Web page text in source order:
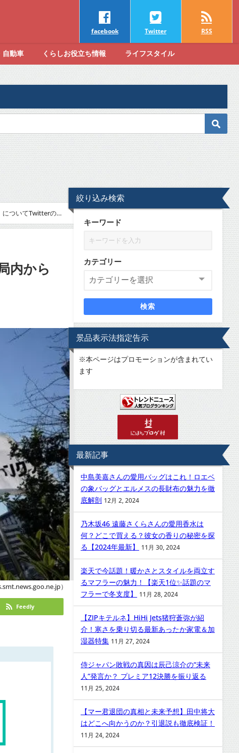
facebook Twitter RSS
自動車 くらしお役立ち情報 ライフスタイル
ついてTwitterの反
内から
）
Feedly
絞り込み検索
キーワード
カテゴリー
検索
景品表示法指定告示
※本ページはプロモーションが含まれてい
ます
最新記事
中島美嘉さんの愛用バッグはこれ！ロエベ
の象バッグとエルメスの長財布の魅力を徹
底解剖 12月 2, 2024
乃木坂46 遠藤さくらさんの愛用香水は
何？どこで買える？彼女の香りの秘密を探
る【2024年最新】
11月 30, 2024
楽天で今話題！暖かさとスタイルを両立す
るマフラーの魅力！【楽天1位✨話題のマ
フラーで冬支度】
11月 28, 2024
【ZIPキテルネ】HiHi Jets猪狩蒼弥が紹
介！寒さを乗り切る最新あったか家電＆加
湿器特集 11月 27, 2024
侍ジャパン敗戦の真因は辰己涼介の“未来
人”発言か？ プレミア12決勝を振り返る
11月 25, 2024
【マー君退団の真相と未来予想】田中将大
はどこへ向かうのか？引退説も徹底検証！
11月 24, 2024